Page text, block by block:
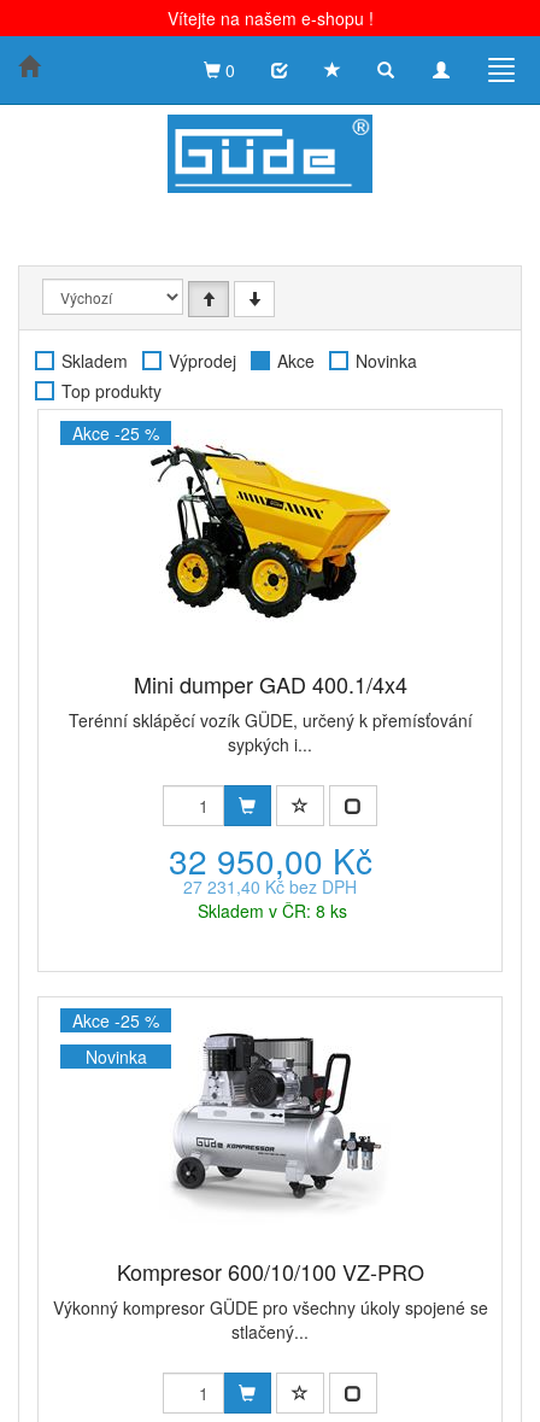
Vítejte na našem e-shopu !
Toggle
Toggle
0
Skladem Výprodej Akce
Novinka
Top produkty
Akce -25 %
Mini dumper GAD 400.1/4x4
Terénní sklápěcí vozík GÜDE, určený k přemísťování
sypkých i...
32 950,00 Kč
27 231,40 Kč bez DPH
Skladem v ČR: 8 ks
Akce -25 %
Novinka
Kompresor 600/10/100 VZ-PRO
Výkonný kompresor GÜDE pro všechny úkoly spojené se
stlačený...